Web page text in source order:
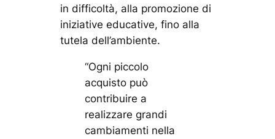
in difficoltà, alla promozione di
iniziative educative, fino alla
tutela dell’ambiente.
“Ogni piccolo
acquisto può
contribuire a
realizzare grandi
cambiamenti nella